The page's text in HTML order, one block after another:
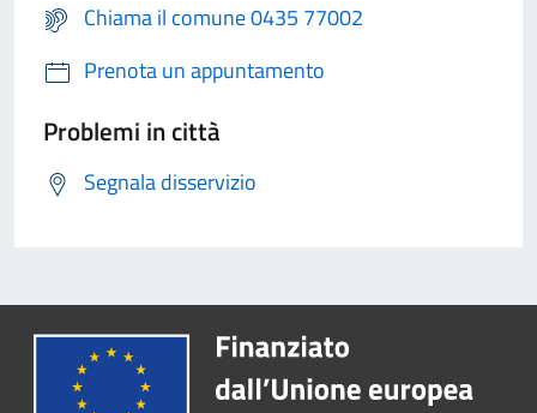
Chiama il comune 0435 77002
Prenota un appuntamento
Problemi in città
Segnala disservizio